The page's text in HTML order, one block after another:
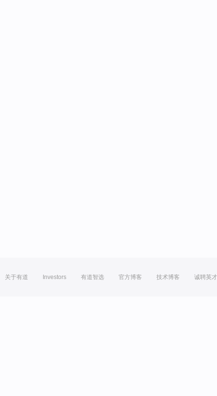
关于有道 Investors 有道智选 官方博客 技术博客 诚聘英才